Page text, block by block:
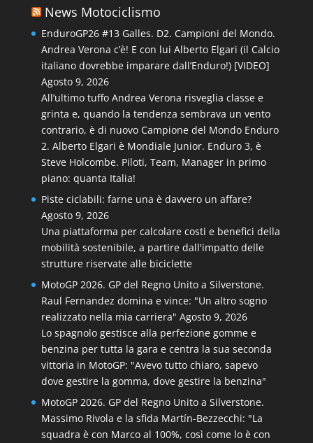
News Motociclismo
EnduroGP26 #13 Galles. D2. Campioni del Mondo.
Andrea Verona c’è! E con lui Alberto Elgari (il Calcio
italiano dovrebbe imparare dall’Enduro!) [VIDEO]
Agosto 9, 2026
All’ultimo tuffo Andrea Verona risveglia classe e
grinta e, quando la tendenza sembrava un vento
contrario, è di nuovo Campione del Mondo Enduro
2. Alberto Elgari è Mondiale Junior. Enduro 3, è
Steve Holcombe. Piloti, Team, Manager in primo
piano: quanta Italia!
Piste ciclabili: farne una è davvero un affare?
Agosto 9, 2026
Una piattaforma per calcolare costi e benefici della
mobilità sostenibile, a partire dall'impatto delle
strutture riservate alle biciclette
MotoGP 2026. GP del Regno Unito a Silverstone.
Raul Fernandez domina e vince: "Un altro sogno
realizzato nella mia carriera" Agosto 9, 2026
Lo spagnolo gestisce alla perfezione gomme e
benzina per tutta la gara e centra la sua seconda
vittoria in MotoGP: "Avevo tutto chiaro, sapevo
dove gestire la gomma, dove gestire la benzina"
MotoGP 2026. GP del Regno Unito a Silverstone.
Massimo Rivola e la sfida Martín-Bezzecchi: "La
squadra è con Marco al 100%, così come lo è con